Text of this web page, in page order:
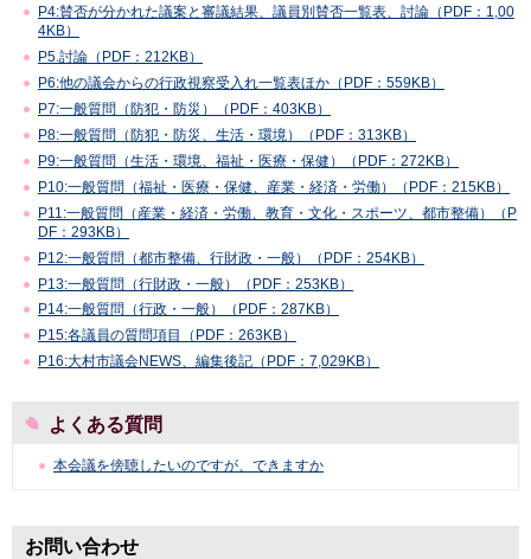
P4:賛否が分かれた議案と審議結果、議員別賛否一覧表、討論（PDF：1,00
4KB）
P5.討論（PDF：212KB）
P6:他の議会からの行政視察受入れ一覧表ほか（PDF：559KB）
P7:一般質問（防犯・防災）（PDF：403KB）
P8:一般質問（防犯・防災、生活・環境）（PDF：313KB）
P9:一般質問（生活・環境、福祉・医療・保健）（PDF：272KB）
P10:一般質問（福祉・医療・保健、産業・経済・労働）（PDF：215KB）
P11:一般質問（産業・経済・労働、教育・文化・スポーツ、都市整備）（P
DF：293KB）
P12:一般質問（都市整備、行財政・一般）（PDF：254KB）
P13:一般質問（行財政・一般）（PDF：253KB）
P14:一般質問（行政・一般）（PDF：287KB）
P15:各議員の質問項目（PDF：263KB）
P16:大村市議会NEWS、編集後記（PDF：7,029KB）
よくある質問
本会議を傍聴したいのですが、できますか
お問い合わせ